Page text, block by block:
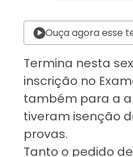
Ouça agora esse
Termina nesta
inscrição no
também para a
tiveram isenção
provas.
Tanto o pedido